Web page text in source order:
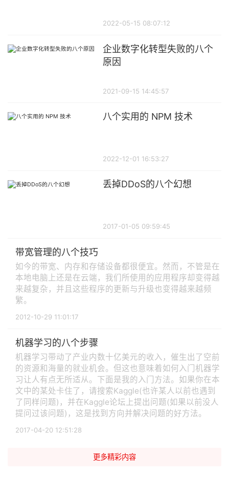
2022-05-15 08:07:12
企业数字化转型失败的八个
原因
2021-09-15 14:45:57
八个实用的 NPM 技术
2022-12-01 16:53:27
丢掉DDoS的八个幻想
2017-01-05 09:59:45
带宽管理的八个技巧
如今的带宽、内存和存储设备都很便宜。然而，不管是在
本地电脑上还是在云端，我们所使用的应用程序却变得越
来越复杂，并且这些程序的更新与升级也变得越来越频
繁。
2012-10-29 11:01:17
机器学习的八个步骤
机器学习带动了产业内数十亿美元的收入，催生出了空前
的资源和海量的就业机会。但这也意味着如何入门机器学
习让人有点无所适从。下面是我的入门方法。如果你在本
文中的某处卡住了，请搜索Kaggle(也许某人以前也遇到
了同样问题)，并在Kaggle论坛上提出问题(如果以前没人
提问过该问题)，这是找到方向并解决问题的好方法。
2017-04-20 12:51:28
更多精彩内容